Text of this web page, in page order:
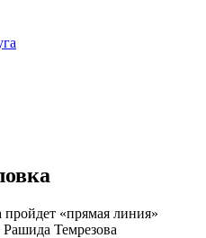
пройдет «прямая линия»
Темрезова